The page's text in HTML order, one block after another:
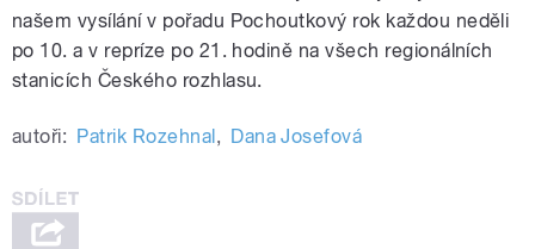
našem vysílání v pořadu Pochoutkový rok každou neděli
po 10. a v repríze po 21. hodině na všech regionálních
stanicích Českého rozhlasu.
autoři: Patrik Rozehnal, Dana Josefová